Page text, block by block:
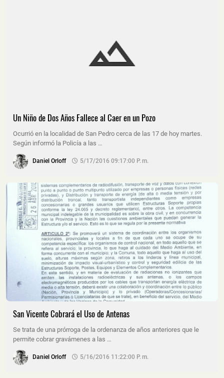
Un Niño de Dos Años Fallece al Caer en un Pozo
Ocurrió en la localidad de San Pedro cerca de las 17 de hoy martes.
Según informó la Policía a las …
Daniel Orloff 5/17/2016 09:17:00 P. M.
San Vicente Cobrará el Uso de Antenas
Se trata de una prórroga de la ordenanza de años anteriores que le
permite cobrar gravámenes a las …
Daniel Orloff 5/16/2016 11:22:00 P. M.